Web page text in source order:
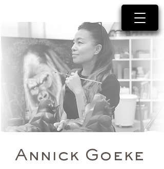
Annick Goeke